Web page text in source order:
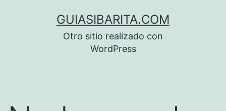
GUIASIBARITA.COM
Otro sitio realizado con
WordPress